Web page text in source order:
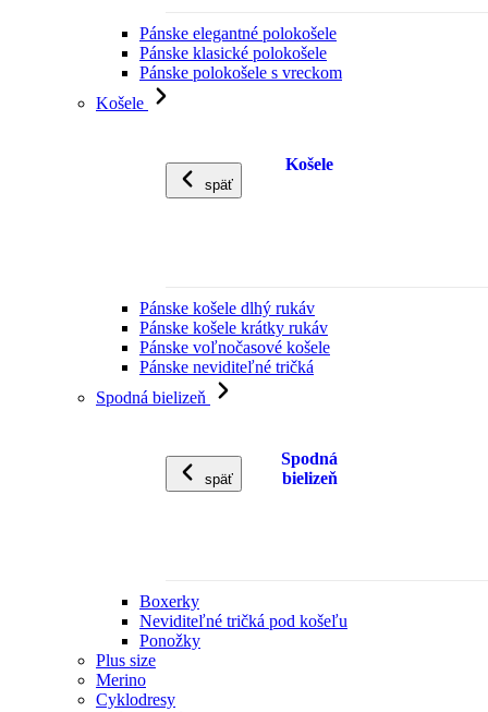
Pánske elegantné polokošele
Pánske klasické polokošele
Pánske polokošele s vreckom
Košele
späť
Košele
Pánske košele dlhý rukáv
Pánske košele krátky rukáv
Pánske voľnočasové košele
Pánske neviditeľné tričká
Spodná bielizeň
späť
Spodná
bielizeň
Boxerky
Neviditeľné tričká pod košeľu
Ponožky
Plus size
Merino
Cyklodresy